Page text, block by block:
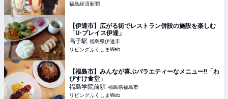
福島経済新聞
【伊達市】広がる街でレストラン併設の施設を楽しむ
「U-プレイス伊達」
高子駅 福島県伊達市
リビングふくしまWeb
【福島市】みんなが喜ぶバラエティーなメニュー‼「わ
びすけ食堂」
福島学院前駅 福島県福島市
リビングふくしまWeb